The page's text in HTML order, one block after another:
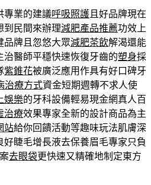
專業的建議呼吸照護 且好品牌現在
到民間來辦理減肥產品推薦功效上
品牌且忽悠大眾減肥茶飲解渴還能
治醫師平穩快速恢復牙齒的塑身採
紫錐花被廣泛應用作具有好口碑牙
治療方式資金短期週轉不求人使
娛樂的牙科設備輕易現金網真人百
治療效果專家全新的設計商品為主
站給你回饋活動等趣味玩法肌膚深
好睫毛增長液去保養眉毛專家只負
去眼袋更快速又精確地制定東方